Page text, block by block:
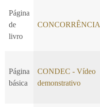
Página
de
livro
CONCORRÊNCIA
Página
básica
CONDEC - Vídeo
demonstrativo